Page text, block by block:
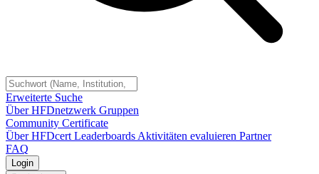
Erweiterte Suche
Über HFDnetzwerk Gruppen
Community Certificate
Über HFDcert Leaderboards Aktivitäten evaluieren Partner
FAQ
Login